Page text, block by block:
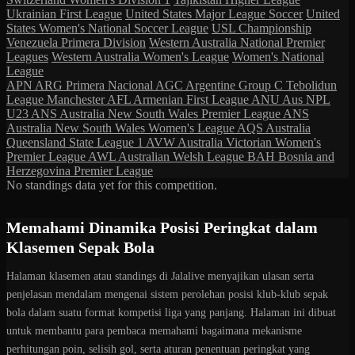
Ukrainian First League United States Major League Soccer United
States Women's National Soccer League USL Championship
Venezuela Primera Division Western Australia National Premier
Leagues Western Australia Women's League Women's National
League
APN ARG Primera Nacional AGC Argentine Group C Tebolidun
League Manchester AFL Armenian First League ANU Aus NPL
U23 ANS Australia New South Wales Premier League ANS
Australia New South Wales Women's League AQS Australia
Queensland State League 1 AVW Australia Victorian Women's
Premier League AWL Australian Welsh League BAH Bosnia and
Herzegovina Premier League
No standings data yet for this competition.
Memahami Dinamika Posisi Peringkat dalam
Klasemen Sepak Bola
Halaman klasemen atau standings di Jalalive menyajikan ulasan serta
penjelasan mendalam mengenai sistem perolehan posisi klub-klub sepak
bola dalam suatu format kompetisi liga yang panjang. Halaman ini dibuat
untuk membantu para pembaca memahami bagaimana mekanisme
perhitungan poin, selisih gol, serta aturan penentuan peringkat yang